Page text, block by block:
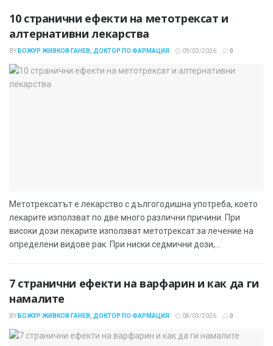
10 странични ефекти на метотрексат и
алтернативни лекарства
BY БОЖУР ЖИВКОВ ГАНЕВ, ДОКТОР ПО ФАРМАЦИЯ 09/03/2026 0
Метотрексатът е лекарство с дългогодишна употреба, което
лекарите използват по две много различни причини. При
високи дози лекарите използват метотрексат за лечение на
определени видове рак. При ниски седмични дози,...
7 странични ефекти на варфарин и как да ги
намалите
BY БОЖУР ЖИВКОВ ГАНЕВ, ДОКТОР ПО ФАРМАЦИЯ 08/03/2026 0